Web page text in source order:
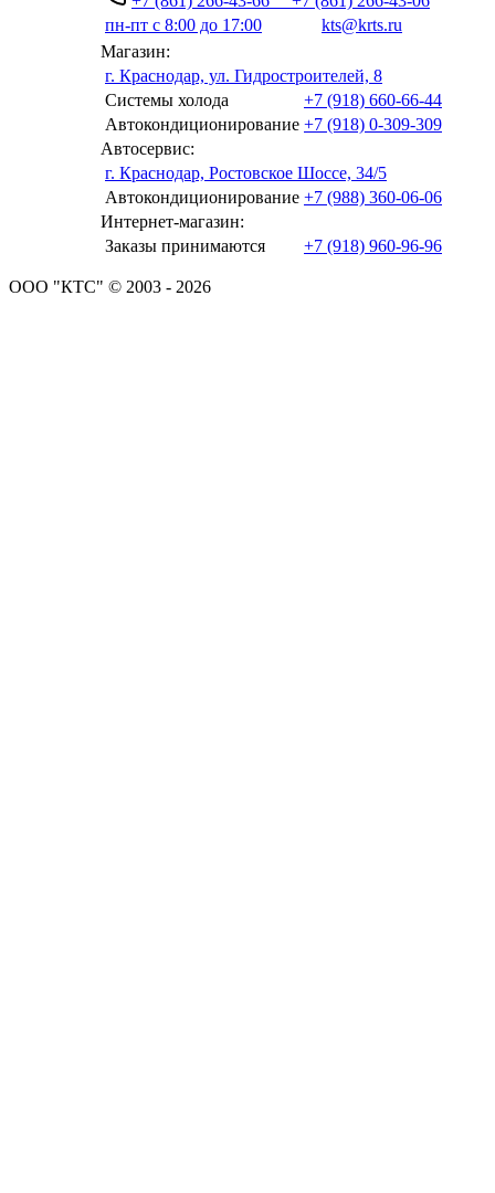
пн-пт с 8:00 до 17:00
kts@krts.ru
Магазин:
г. Краснодар, ул. Гидростроителей, 8
Системы холода
+7 (918) 660-66-44
Автокондиционирование +7 (918) 0-309-309
Автосервис:
г. Краснодар, Ростовское Шоссе, 34/5
Автокондиционирование +7 (988) 360-06-06
Интернет-магазин:
Заказы принимаются
+7 (918) 960-96-96
ООО "КТС" © 2003 - 2026